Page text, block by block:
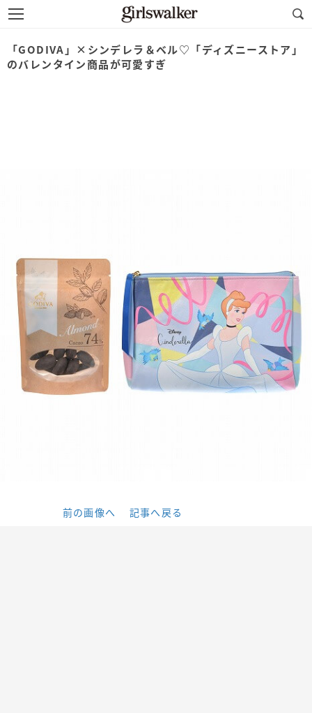
「GODIVA」×シンデレラ＆ベル♡「ディズニーストア」
のバレンタイン商品が可愛すぎ
前の画像へ 記事へ戻る